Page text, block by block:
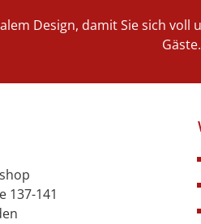
laut
Design, damit Sie sich
Gäste.
137-141